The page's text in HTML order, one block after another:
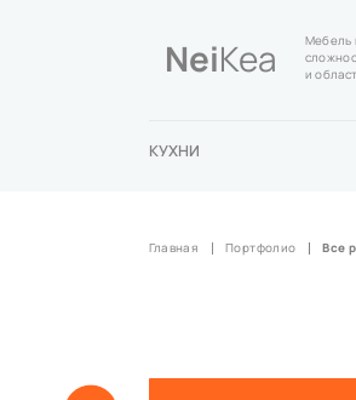
NeiKea
Мебель
и
КУХНИ
Главная Портфолио Все